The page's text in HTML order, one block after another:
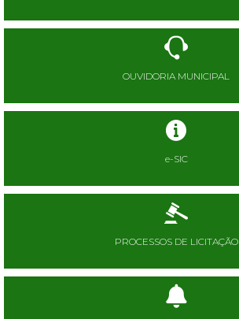
OUVIDORIA MUNICIPAL
e-SIC
PROCESSOS DE LICITAÇÃO